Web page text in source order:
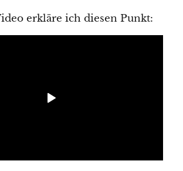
erkläre ich diesen Punkt: